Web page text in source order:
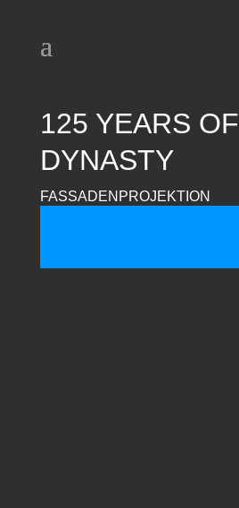
125 YEARS OF
DYNASTY
FASSADENPROJEKTION